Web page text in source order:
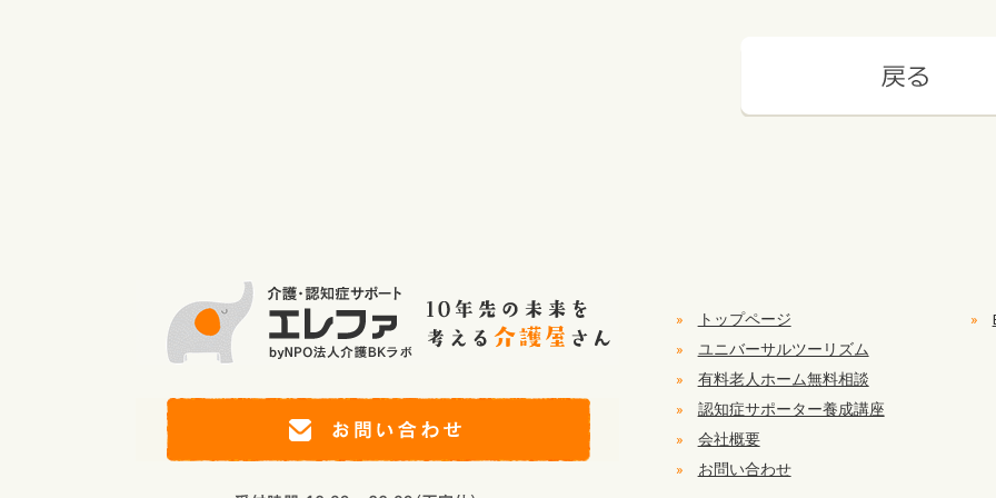
»
トップページ
»
ユニバーサルツーリズム
»
有料老人ホーム無料相談
»
認知症サポーター養成講座
»
会社概要
»
お問い合わせ
»